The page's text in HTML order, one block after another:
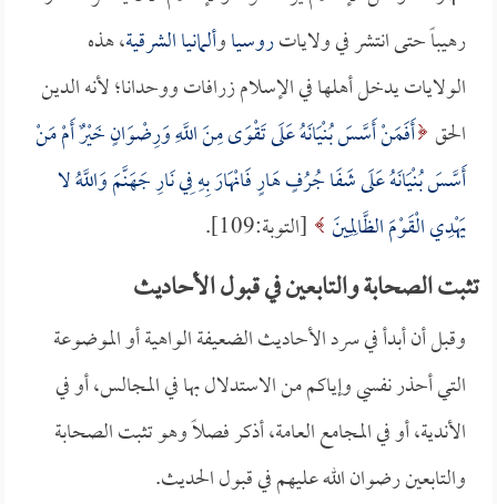
رهيباً حتى انتشر في ولاياتروسياوألمانيا الشرقية، هذه
الولايات يدخل أهلها في الإسلام زرافات ووحدانا؛ لأنه الدين
الحق أَفَمَنْ أَسَّسَ بُنْيَانَهُ عَلَى تَقْوَى مِنَ اللَّهِ وَرِضْوَانٍ خَيْرٌ أَمْ مَنْ
أَسَّسَ بُنْيَانَهُ عَلَى شَفَا جُرُفٍ هَارٍ فَانْهَارَ بِهِ فِي نَارِ جَهَنَّمَ وَاللَّهُ لا
يَهْدِي الْقَوْمَ الظَّالِمِينَ [التوبة:109].
تثبت الصحابة والتابعين في قبول الأحاديث
وقبل أن أبدأ في سرد الأحاديث الضعيفة الواهية أو الموضوعة
التي أحذر نفسي وإياكم من الاستدلال بها في المجالس، أو في
الأندية، أو في المجامع العامة، أذكر فصلاً وهو تثبت الصحابة
والتابعين رضوان الله عليهم في قبول الحديث.